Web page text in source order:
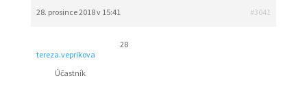
28. prosince 2018 v 15:41 #3041
tereza.veprikova
Účastník
28